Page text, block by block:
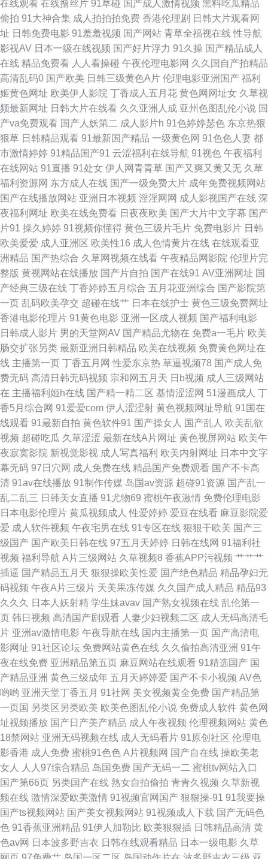
色链接 91下载入口桃色 AV天堂资源 www国产n免费 99超碰人 www日 成人
满熟妇乱子另类 国产精品久久码一 国产日韩欧美精品 国产午夜免费不卡 久
草国产免费 玖操视频一二三区 久久国产精品一区 玖玖艹东京 伊人成人网视
频 91人妻人人妻人 久久精品观看 日韩肏逼无码 亚洲欧美日韩簧片 99只有精
品9 九九热精品视频 97综合 极品美乳无圣光 色色综合站 91视频青青 豆花成
尤物com欧美 超碰97人人网 久草免费福利视频 日韩AV操逼 69AV影院 成人
电影A片 欧美AA毛片 午夜寂寞福利 97自拍超碰 欧美日韩一级棒 午夜色被窝
bt成人 精东无码成人影业 日韩69 91官网 成人视频院 伦理片大香蕉 在线搞
鸡巴国产 超碰天天干 久草资源部 日韩色黄 91国际视频 成人在线观看网址
美女在线播放 午夜激情网站 AAA淫网 久久97视屏 三级片链接 91视频逼网站
国产欧美日韩性爱 欧美性V 影音先锋福利精品 超碰97公开在线 久草香蕉 少
美女91小网站 无码专区桃花岛 99超碰网 久久精品综合在线 视频91在线国产
韩日在线 亚洲se图28P 黄色激情久久 自慰白浆福利网站 久草国产原创
在线观看 在线撸丝片 91草碰 国产成人激情视频 黑料吃瓜精品
偷拍 91大神合集 成人拍拍拍免费 香港伦理剧 日韩大片观看网
址 日韩免费电影 91羞羞视频 国产网站 青草全福视在线 性导航
影视AV 日本一级在线视频 国产好片浮力 91久操 国产精品成人
在线 精品免费看 人人看操碰 午夜伦理电影网 久久国自产拍精品
高清乱码0 国产欧美 日韩三级黄色A片 伦理电影亚洲国产 福利
姬黄色网址 欧美伊人影院 丁香成人五月花 黄色网网址女 久草视
频最新网址 日韩大片在线看 久久亚洲人成 亚州色图乱伦小说 国
产va免费观看 国产人妖第二 成人影片h 91色婷婷瑟色 东京热狠
狠草 日韩精品观看 91最新国产精品 一级黄色网 91色色人妻 都
市激情婷婷 91精品国产91 云涩福利在线导航 91视色 午夜福利
在线网站 91直播 91处女 伊人网青青草 国产又爽又黄又无 久草
福利资源网 东方成人在线 国产一级免费大片 成年免费视频网站
国产在线播放网站 亚洲日本视频 淫淫网网 成人影视国产在线 深
夜福利网址 欧美在线免费看 日夜夜欧美 国产大片中文字幕 国产
片91 操久婷婷 91视频你懂得 黄色三级片毛片 免费电影片 日韩
欧美爱爱 成人亚洲区 欧美性16 成人色情黄片在线 在线观看亚
洲精品 国产热综合 久草网视频在线看 午夜精品网影院 伦理片完
整版 黄视网站在线播放 国产片自拍 国产在线91 AV亚洲网址 国
产经典三级在线 丁香婷婷五月综合 五月花亚洲综合 国产影院第
一页 乱码欧美孕交 超碰在线艹 日本在线护士 黄色三级免费网址
香港电影伦理片 91黄色电影 亚洲一区成人视频 国产福利电影
日韩成人影片 男的天堂网AV 国产精品尤物在 免费a一毛片 欧美
肠交扩张另类 最新亚洲日韩精品 欧美在线视频 免费黄色网址在
线 主播第一页 丁香五月网 性爱东京热 草逼视频78 国产成人免
费无码 高清日韩无码视频 宗和网五月天 日b视频 成人三级网站
在 主播福利姬h在线 国产精一精二区 基情涩涩网 51漫画成人 丁
香5月综合网 91爱爱com 伊人涩涩射 黄色视频网址导航 91国在
线观看 91最新自拍 黄色软件91 国产操女人 国产乱人 欧美乱欲
视频 超碰吃瓜 久草涩涩 最新在线A片网址 黄色视屏网站 欧美午
夜寂寞影院 新视觉影视 成人写真福利 欧美内射网址 日本中文字
幕无码 97日穴网 成人免费在线 精品国产免费观看 国产不卡高
清 91av在线播放 91制作传媒 岛国av资源 超碰91资源 国产乱一
乱二乱三 日韩美女直播 91尤物69 蜜桃午夜激情 免费伦理电影
日本电影伦理片 黄瓜视频成人 性爱婷婷 爱豆在线看 麻豆影院爱
爱 成人软件视频 午夜宅男在线 91专区在线 狠狠干欧美 国产三
级国产 国产欧美日韩在线 97五月天婷婷 日韩在线网 91福利社
视频 福利导航 A片三级网站 久草视频8 香蕉APP污视频 艹艹艹
插逼 国产精品五月天 狠狠操欧美性爱 国产绝色精品 精品孕妇无
码视频 午夜A片三级片 天美果冻传媒 久久国产成人精品 精品93
久久久
日本人妖射精 学生妹avav 国产熟女视频在线 乱伦第一
页 韩日视频 高清国产剧观看 人妻少妇视频二区 成人无码高清毛
片 亚洲av激情电影 午夜导航在线 国内主播第一页 国产高清电
影网址 91社区论坛 免费网站黄色在线 久久偷拍高清亚洲 91午
夜在线免费 亚洲精品第五页 麻豆网站在线观看 91精选国产 国
产精品亚洲 黄色三级成年 五月天婷婷爱 国产不卡小视频 AV色
哟哟 亚洲天堂丁香五月 91社网 美女视频黄全免费 国产精品第
一页国 另类区另类欧美 欧美色图乱伦小说 免费成人软件 黄色网
址视频播放 国产日产美产精品 成人午夜视频 伦理视频网站 黄色
18禁网站 亚洲无码视频在线 成人无码看片 91原创社区 伦理电
影香港 成人免费 蜜桃91色色 A片视频网 国产自在线 操欧美老
女人
人人97综合精品 岛国免费 国产无码一二 蜜桃tv网站入口
国产第66页 另类国产在线 熟女自拍偷拍 青青久视频 久草新视
频在线 激情深爱欧美激情 91视频官网国产 狠狠操-91 91我要操
国产ts视频网站 国产美女视频网站 91视频成人下载 国产无码色
色 91香蕉亚洲精品 91伊人加勒比 欧美狠狠插 日韩精品高清 黄
色av网 日本波多野吉衣 日韩在线观看精品 日本一级电影 久草